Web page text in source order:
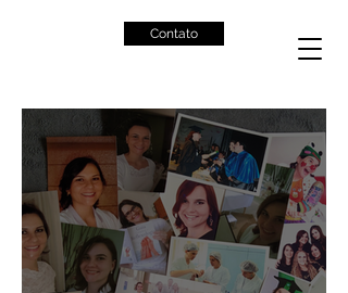
Contato